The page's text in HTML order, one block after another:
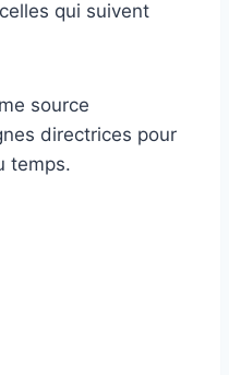
qui suivent
source
directrices pour
temps.